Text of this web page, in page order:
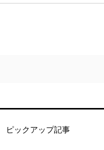
ピックアップ記事